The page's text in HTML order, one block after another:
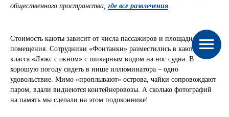
общественного пространства, где все развлечения.
Стоимость каюты зависит от числа пассажиров и площади
помещения. Сотрудники «Фонтанки» разместились в каютах
класса «Люкс с окном» с шикарным видом на нос судна. В
хорошую погоду сидеть в нише иллюминатора – одно
удовольствие. Мимо «проплывают» острова, чайки сопровождают
паром, вдали виднеются контейнеровозы. А сколько фотографий
на память мы сделали на этом подоконнике!